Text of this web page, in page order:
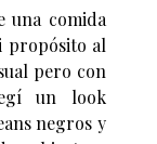
una comida
propósito al
pero con
un look
negros y